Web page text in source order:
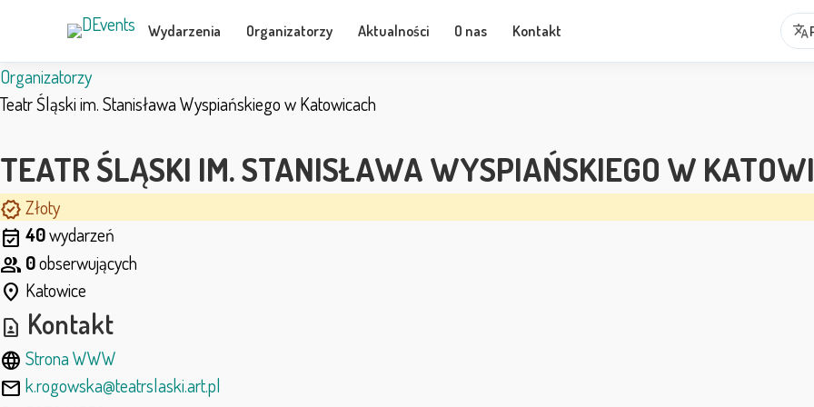
Wydarzenia Organizatorzy Aktualności O nas Kontakt translate
Organizatorzy
Teatr Śląski im. Stanisława Wyspiańskiego w Katowicach
TEATR ŚLĄSKI IM. STANISŁAWA WYSPIAŃSKIEGO W
verifiedZłoty
event_available 40wydarzeń
group 0obserwujących
location_on Katowice
contact_page Kontakt
language Strona WWW
mail k.rogowska@teatrslaski.art.pl